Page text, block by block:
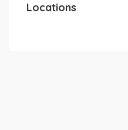
Locations